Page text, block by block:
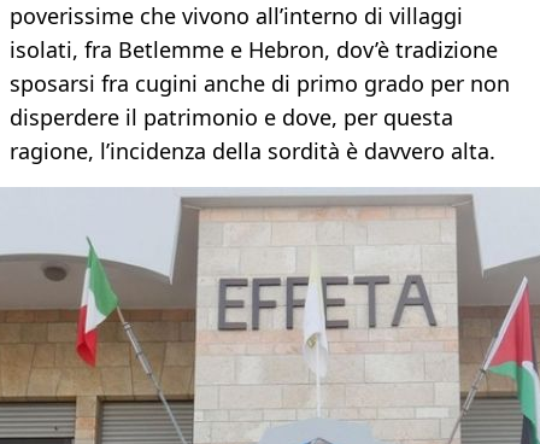
poverissime che vivono all’interno di villaggi
isolati, fra Betlemme e Hebron, dov’è tradizione
sposarsi fra cugini anche di primo grado per non
disperdere il patrimonio e dove, per questa
ragione, l’incidenza della sordità è davvero alta.